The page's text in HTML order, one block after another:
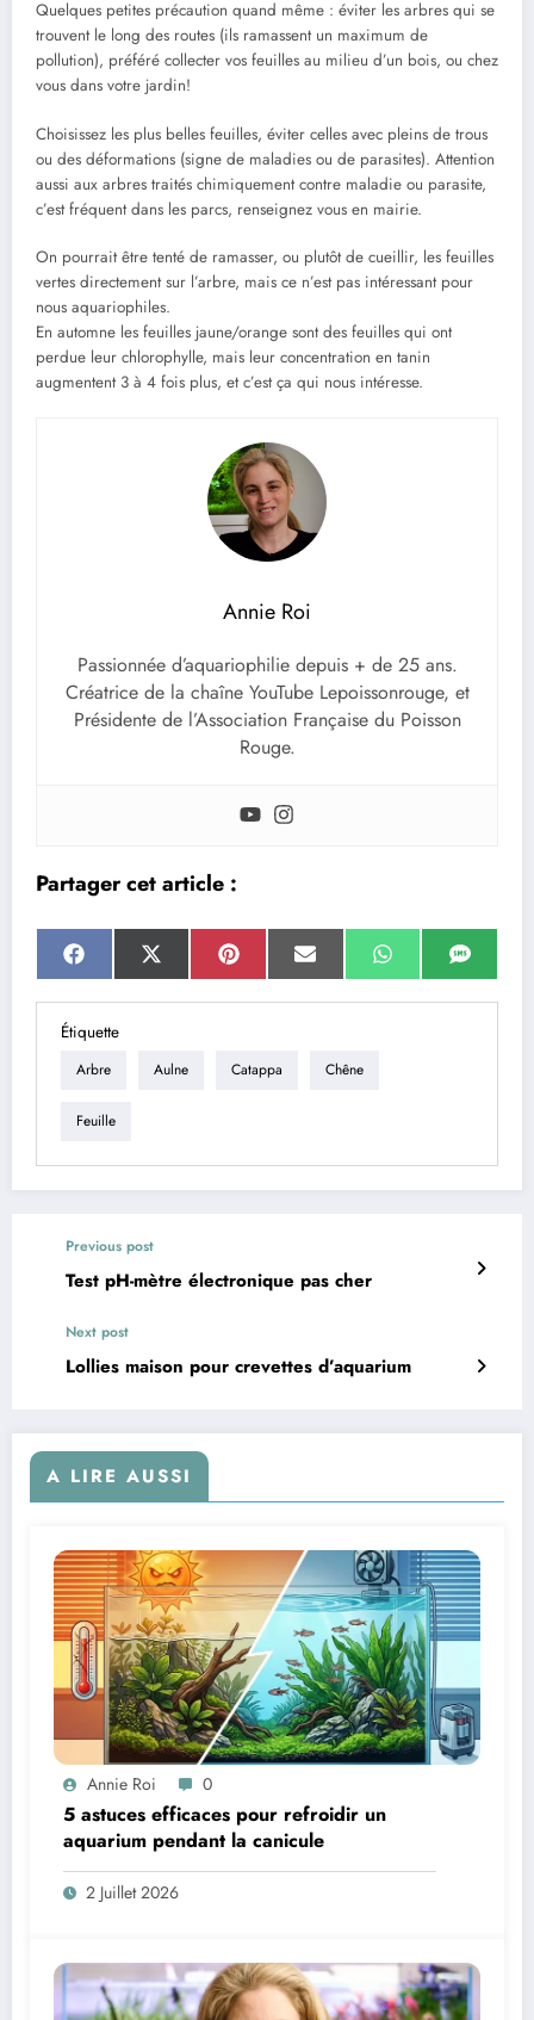
Quelques petites précaution quand même : éviter les arbres qui se
trouvent le long des routes (ils ramassent un maximum de
pollution), préféré collecter vos feuilles au milieu d’un bois, ou chez
vous dans votre jardin!
Choisissez les plus belles feuilles, éviter celles avec pleins de trous
ou des déformations (signe de maladies ou de parasites). Attention
aussi aux arbres traités chimiquement contre maladie ou parasite,
c’est fréquent dans les parcs, renseignez vous en mairie.
On pourrait être tenté de ramasser, ou plutôt de cueillir, les feuilles
vertes directement sur l’arbre, mais ce n’est pas intéressant pour
nous aquariophiles.
En automne les feuilles jaune/orange sont des feuilles qui ont
perdue leur chlorophylle, mais leur concentration en tanin
augmentent 3 à 4 fois plus, et c’est ça qui nous intéresse.
Annie Roi
Passionnée d’aquariophilie depuis + de 25 ans.
Créatrice de la chaîne YouTube Lepoissonrouge, et
Présidente de l’Association Française du Poisson
Rouge.
Partager cet article :
Share
Facebook Share
X
(Twitter)
Share
Pinterest Share
Email Share
WhatsApp Share
SMS
Étiquette
Arbre Aulne Catappa Chêne
Feuille
Previous post
Test pH-mètre électronique pas cher
Next post
Lollies maison pour crevettes d’aquarium
A LIRE AUSSI
Annie Roi 0
5 astuces efficaces pour refroidir un
aquarium pendant la canicule
2 Juillet 2026